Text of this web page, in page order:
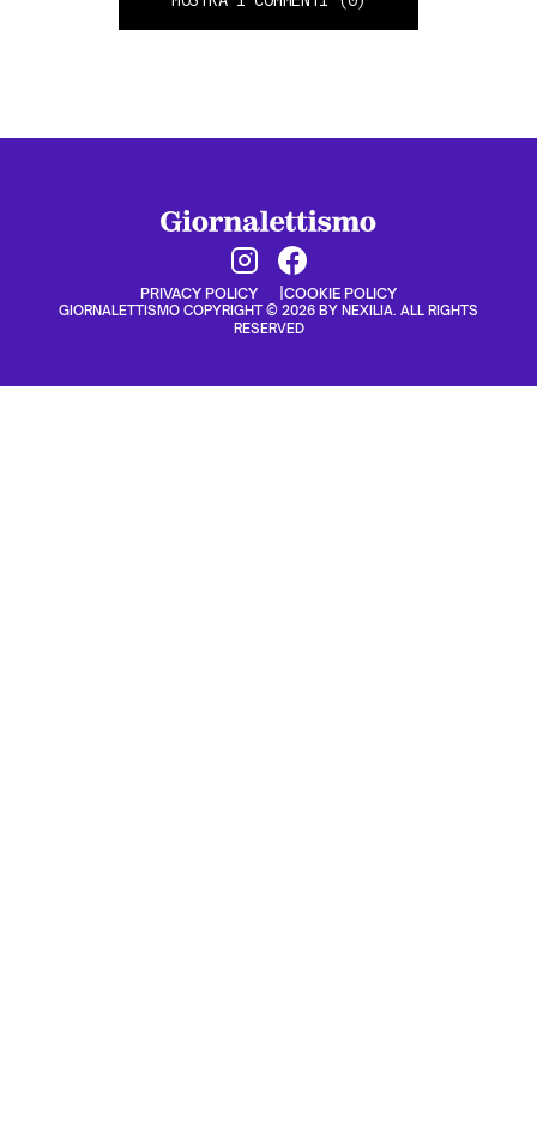
PRIVACY POLICY COOKIE POLICY
GIORNALETTISMO COPYRIGHT © 2026 BY NEXILIA. ALL RIGHTS
RESERVED